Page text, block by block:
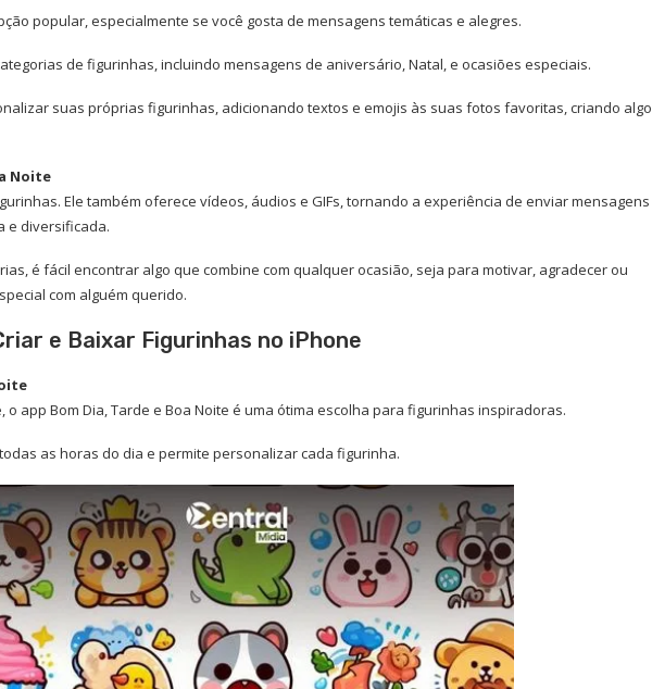
popular, especialmente se você gosta de mensagens temáticas e alegres.
de figurinhas, incluindo mensagens de aniversário, Natal, e ocasiões especiais.
suas próprias figurinhas, adicionando textos e emojis às suas fotos favoritas, criando algo
Noite
Ele também oferece vídeos, áudios e GIFs, tornando a experiência de enviar mensagens
e diversificada.
é fácil encontrar algo que combine com qualquer ocasião, seja para motivar, agradecer ou
com alguém querido.
e Baixar Figurinhas no iPhone
o app Bom Dia, Tarde e Boa Noite é uma ótima escolha para figurinhas inspiradoras.
as horas do dia e permite personalizar cada figurinha.